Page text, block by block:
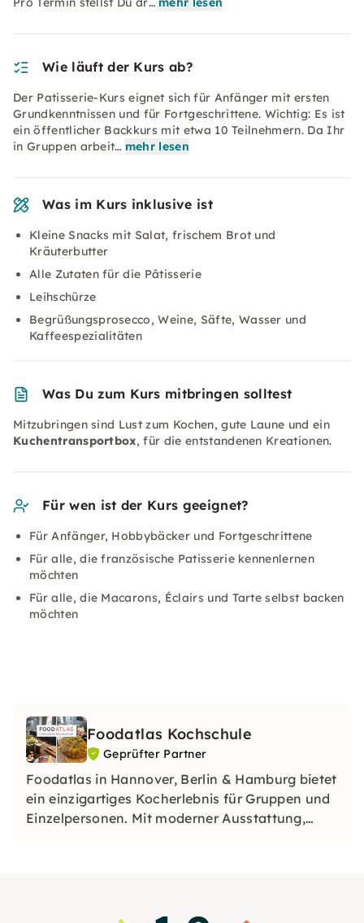
Wie läuft der Kurs ab?
Der Patisserie-Kurs eignet sich für Anfänger mit ersten
Grundkenntnissen und für Fortgeschrittene. Wichtig: Es ist
ein öffentlicher Backkurs mit etwa 10 Teilnehmern. Da Ihr
in Gruppen arbeit… mehr lesen
Was im Kurs inklusive ist
Kleine Snacks mit Salat, frischem Brot und
Kräuterbutter
Alle Zutaten für die Pâtisserie
Leihschürze
Begrüßungsprosecco, Weine, Säfte, Wasser und
Kaffeespezialitäten
Was Du zum Kurs mitbringen solltest
Mitzubringen sind Lust zum Kochen, gute Laune und ein
Kuchentransportbox, für die entstandenen Kreationen.
Für wen ist der Kurs geeignet?
Für Anfänger, Hobbybäcker und Fortgeschrittene
Für alle, die französische Patisserie kennenlernen
möchten
Für alle, die Macarons, Éclairs und Tarte selbst backen
möchten
Foodatlas Kochschule
Geprüfter Partner
Foodatlas in Hannover, Berlin & Hamburg bietet
ein einzigartiges Kocherlebnis für Gruppen und
Einzelpersonen. Mit moderner Ausstattung,